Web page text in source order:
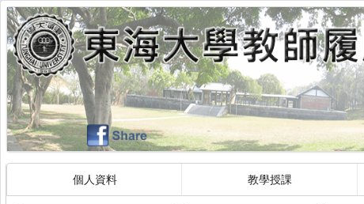
個人資料 教學授課